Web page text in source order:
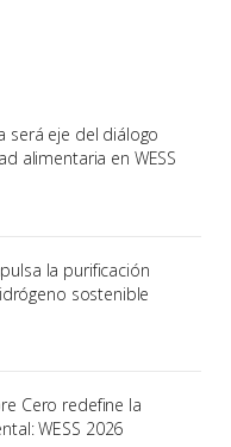
será eje del diálogo
alimentaria en WESS
la purificación
sostenible
Cero redefine la
WESS 2026